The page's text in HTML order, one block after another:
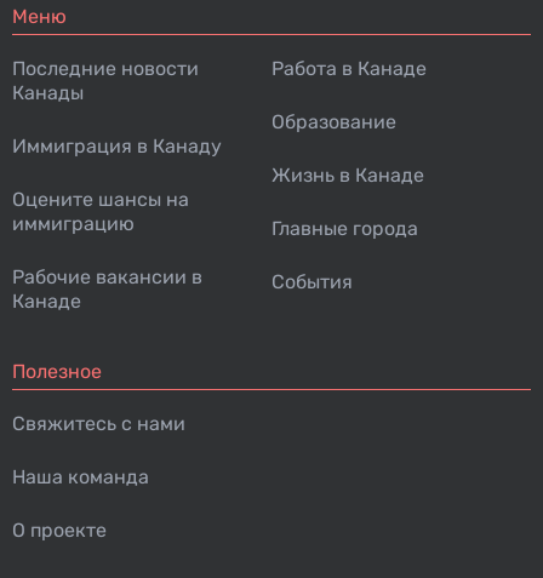
Меню
Последние новости
Канады
Иммиграция в Канаду
Оцените шансы на
иммиграцию
Рабочие вакансии в
Канаде
Работа в Канаде
Образование
Жизнь в Канаде
Главные города
События
Полезное
Свяжитесь с нами
Наша команда
О проекте